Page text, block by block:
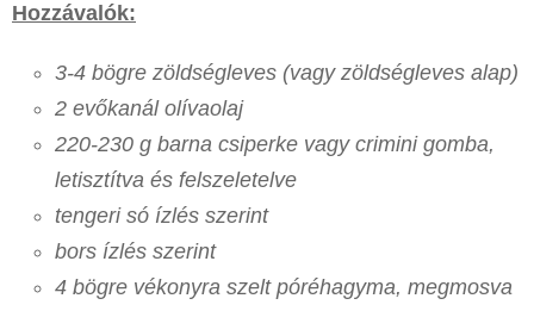
Hozzávalók:
3-4 bögre zöldségleves (vagy zöldségleves alap)
2 evőkanál olívaolaj
220-230 g barna csiperke vagy crimini gomba,
letisztítva és felszeletelve
tengeri só ízlés szerint
bors ízlés szerint
4 bögre vékonyra szelt póréhagyma, megmosva